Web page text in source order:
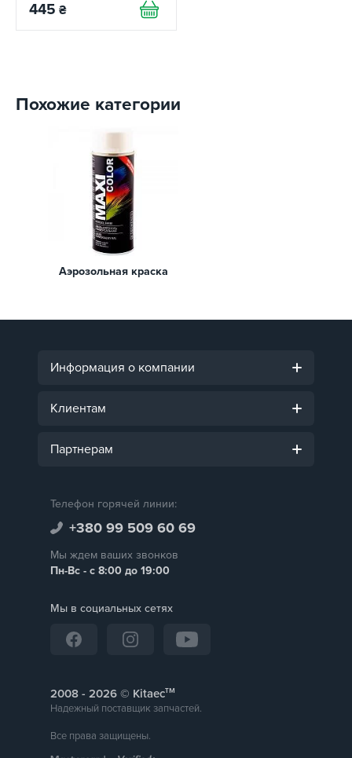
445 ₴
Похожие категории
Аэрозольная краска
Информация о компании
Клиентам
Партнерам
Телефон горячей линии:
+380 99 509 60 69
Мы ждем ваших звонков
Пн-Вс - с 8:00 до 19:00
Мы в социальных сетях
2008 - © Kitaecтм
Надежный поставщик запчастей.
Все права защищены.